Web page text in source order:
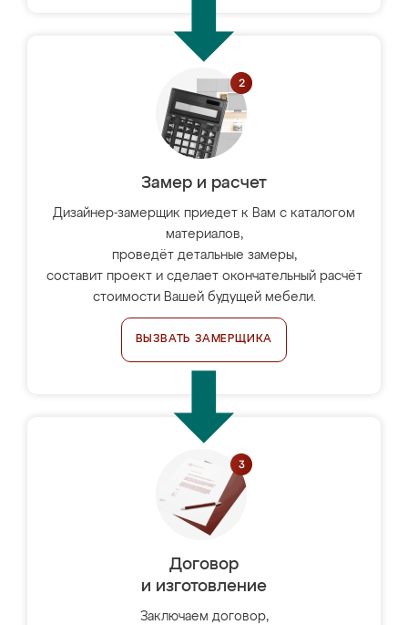
Замер и расчет
Дизайнер-замерщик приедет к Вам с каталогом
материалов,
проведёт детальные замеры,
составит проект и сделает окончательный расчёт
стоимости Вашей будущей мебели.
ВЫЗВАТЬ ЗАМЕРЩИКА
Договор
и изготовление
Заключаем договор,